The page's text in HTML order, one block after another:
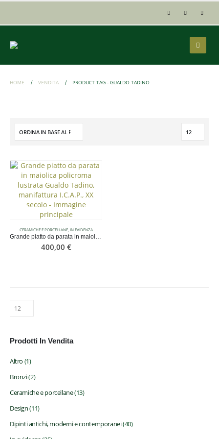
HOME VENDITA PRODUCT TAG - GUALDO TADINO
CERAMICHE E PORCELLANE, IN EVIDENZA
Grande piatto da parata in maiolica policroma lustrata Gualdo Tadino, manifattura I.C.A.P., XX secolo
400,00 €
Prodotti In Vendita
Altro (1)
Bronzi(2)
Ceramiche e porcellane(13)
Design(11)
Dipinti antichi, moderni e contemporanei(40)
Antichità Viani
Compravendita d'Arte
Via Bobbio 160-162 R
16137 Genova - Italy